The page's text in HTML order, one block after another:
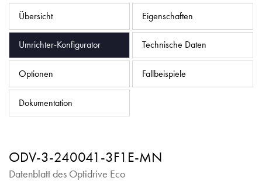
Übersicht Eigenschaften
Umrichter-Konfigurator Technische Daten
Optionen Fallbeispiele
Dokumentation
ODV-3-240041-3F1E-MN
Datenblatt des Optidrive Eco
Datenschutzrichtlinie
Sitemap